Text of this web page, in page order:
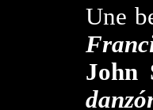
Une
John